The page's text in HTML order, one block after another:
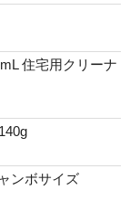
住宅用クリーナ
ンボサイズ